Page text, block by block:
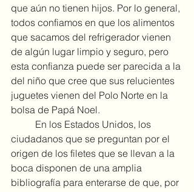
que aún no tienen hijos. Por lo general,
todos confiamos en que los alimentos
que sacamos del refrigerador vienen
de algún lugar limpio y seguro, pero
esta confianza puede ser parecida a la
del niño que cree que sus relucientes
juguetes vienen del Polo Norte en la
bolsa de Papá Noel.
ciudadanos que se preguntan por el
origen de los filetes que se llevan a la
boca disponen de una amplia
bibliografía para enterarse de que, por